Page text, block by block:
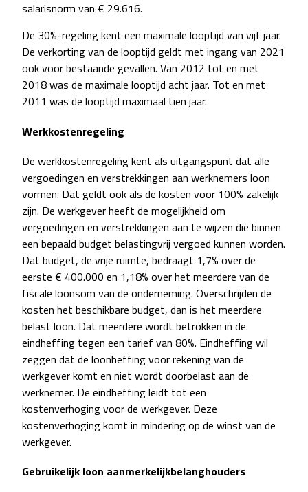
salarisnorm van € 29.616.
De 30%-regeling kent een maximale looptijd van vijf jaar.
De verkorting van de looptijd geldt met ingang van 2021
ook voor bestaande gevallen. Van 2012 tot en met
2018 was de maximale looptijd acht jaar. Tot en met
2011 was de looptijd maximaal tien jaar.
Werkkostenregeling
De werkkostenregeling kent als uitgangspunt dat alle
vergoedingen en verstrekkingen aan werknemers loon
vormen. Dat geldt ook als de kosten voor 100% zakelijk
zijn. De werkgever heeft de mogelijkheid om
vergoedingen en verstrekkingen aan te wijzen die binnen
een bepaald budget belastingvrij vergoed kunnen worden.
Dat budget, de vrije ruimte, bedraagt 1,7% over de
eerste € 400.000 en 1,18% over het meerdere van de
fiscale loonsom van de onderneming. Overschrijden de
kosten het beschikbare budget, dan is het meerdere
belast loon. Dat meerdere wordt betrokken in de
eindheffing tegen een tarief van 80%. Eindheffing wil
zeggen dat de loonheffing voor rekening van de
werkgever komt en niet wordt doorbelast aan de
werknemer. De eindheffing leidt tot een
kostenverhoging voor de werkgever. Deze
kostenverhoging komt in mindering op de winst van de
werkgever.
Gebruikelijk loon aanmerkelijkbelanghouders